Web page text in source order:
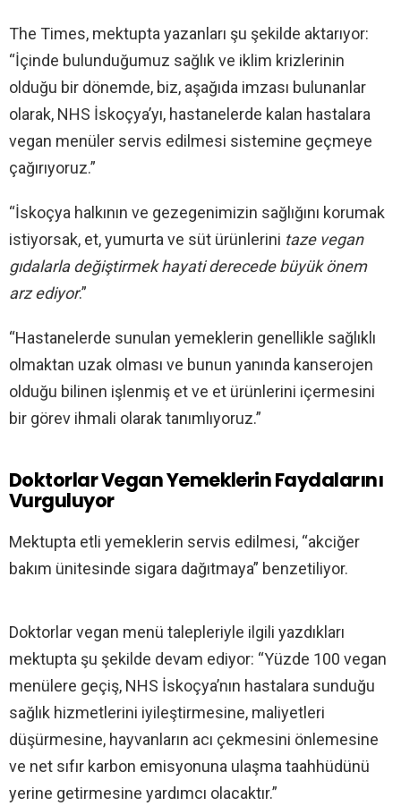
The Times, mektupta yazanları şu şekilde aktarıyor:
“İçinde bulunduğumuz sağlık ve iklim krizlerinin
olduğu bir dönemde, biz, aşağıda imzası bulunanlar
olarak, NHS İskoçya’yı, hastanelerde kalan hastalara
vegan menüler servis edilmesi sistemine geçmeye
çağırıyoruz.”
“İskoçya halkının ve gezegenimizin sağlığını korumak
istiyorsak, et, yumurta ve süt ürünlerini taze vegan
gıdalarla değiştirmek hayati derecede büyük önem
arz ediyor.”
“Hastanelerde sunulan yemeklerin genellikle sağlıklı
olmaktan uzak olması ve bunun yanında kanserojen
olduğu bilinen işlenmiş et ve et ürünlerini içermesini
bir görev ihmali olarak tanımlıyoruz.”
Doktorlar Vegan Yemeklerin Faydalarını
Vurguluyor
Mektupta etli yemeklerin servis edilmesi, “akciğer
bakım ünitesinde sigara dağıtmaya” benzetiliyor.
Doktorlar vegan menü talepleriyle ilgili yazdıkları
mektupta şu şekilde devam ediyor: “Yüzde 100 vegan
menülere geçiş, NHS İskoçya’nın hastalara sunduğu
sağlık hizmetlerini iyileştirmesine, maliyetleri
düşürmesine, hayvanların acı çekmesini önlemesine
ve net sıfır karbon emisyonuna ulaşma taahhüdünü
yerine getirmesine yardımcı olacaktır.”